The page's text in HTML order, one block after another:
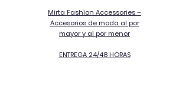
Mirta Fashion Accessories –
Accesorios de moda al por
mayor y al por menor
ENTREGA 24/48 HORAS